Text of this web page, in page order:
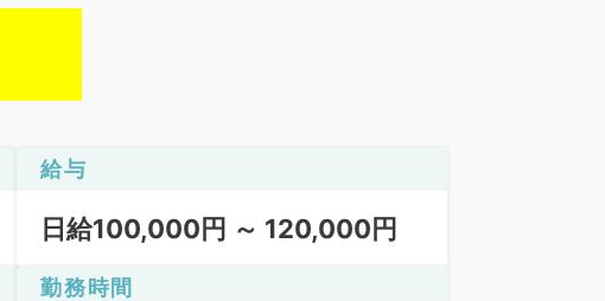
給与
日給100,000円 ～ 120,000円
勤務時間